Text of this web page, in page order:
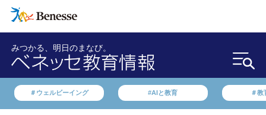
みつかる、明日のまなび。
＃ウェルビーイング #AIと教育 ＃教